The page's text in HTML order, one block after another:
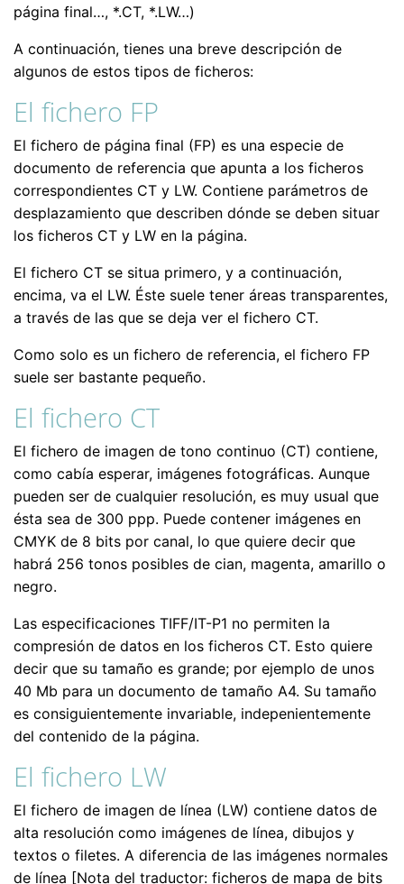
página final…, *.CT, *.LW…)
A continuación, tienes una breve descripción de
algunos de estos tipos de ficheros:
El fichero FP
El fichero de página final (FP) es una especie de
documento de referencia que apunta a los ficheros
correspondientes CT y LW. Contiene parámetros de
desplazamiento que describen dónde se deben situar
los ficheros CT y LW en la página.
El fichero CT se situa primero, y a continuación,
encima, va el LW. Éste suele tener áreas transparentes,
a través de las que se deja ver el fichero CT.
Como solo es un fichero de referencia, el fichero FP
suele ser bastante pequeño.
El fichero CT
El fichero de imagen de tono continuo (CT) contiene,
como cabía esperar, imágenes fotográficas. Aunque
pueden ser de cualquier resolución, es muy usual que
ésta sea de 300 ppp. Puede contener imágenes en
CMYK de 8 bits por canal, lo que quiere decir que
habrá 256 tonos posibles de cian, magenta, amarillo o
negro.
Las especificaciones TIFF/IT-P1 no permiten la
compresión de datos en los ficheros CT. Esto quiere
decir que su tamaño es grande; por ejemplo de unos
40 Mb para un documento de tamaño A4. Su tamaño
es consiguientemente invariable, indepenientemente
del contenido de la página.
El fichero LW
El fichero de imagen de línea (LW) contiene datos de
alta resolución como imágenes de línea, dibujos y
textos o filetes. A diferencia de las imágenes normales
de línea [Nota del traductor: ficheros de mapa de bits